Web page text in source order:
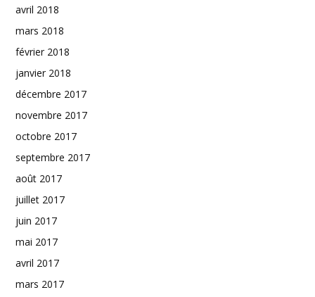
avril 2018
mars 2018
février 2018
janvier 2018
décembre 2017
novembre 2017
octobre 2017
septembre 2017
août 2017
juillet 2017
juin 2017
mai 2017
avril 2017
mars 2017